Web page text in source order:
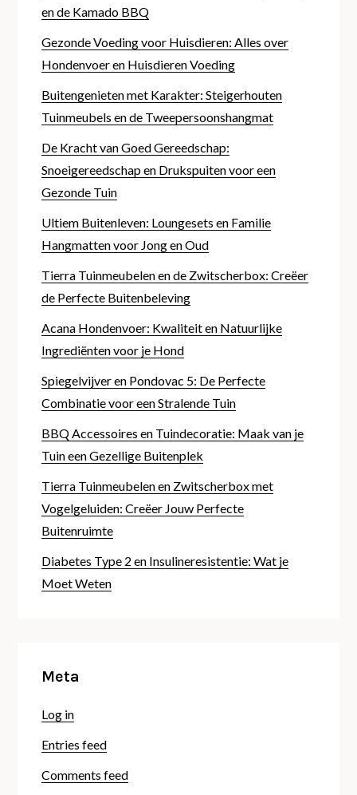
en de Kamado BBQ
Gezonde Voeding voor Huisdieren: Alles over
Hondenvoer en Huisdieren Voeding
Buitengenieten met Karakter: Steigerhouten
Tuinmeubels en de Tweepersoonshangmat
De Kracht van Goed Gereedschap:
Snoeigereedschap en Drukspuiten voor een
Gezonde Tuin
Ultiem Buitenleven: Loungesets en Familie
Hangmatten voor Jong en Oud
Tierra Tuinmeubelen en de Zwitscherbox: Creëer
de Perfecte Buitenbeleving
Acana Hondenvoer: Kwaliteit en Natuurlijke
Ingrediënten voor je Hond
Spiegelvijver en Pondovac 5: De Perfecte
Combinatie voor een Stralende Tuin
BBQ Accessoires en Tuindecoratie: Maak van je
Tuin een Gezellige Buitenplek
Tierra Tuinmeubelen en Zwitscherbox met
Vogelgeluiden: Creëer Jouw Perfecte
Buitenruimte
Diabetes Type 2 en Insulineresistentie: Wat je
Moet Weten
Meta
Log in
Entries feed
Comments feed